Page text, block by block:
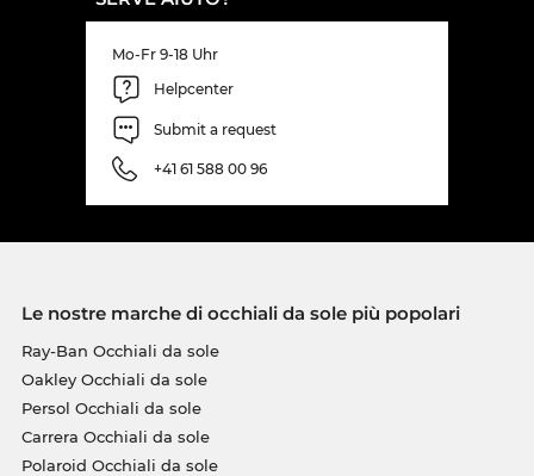
Mo-Fr 9-18 Uhr
Helpcenter
Submit a request
+41 61 588 00 96
Le nostre marche di occhiali da sole più popolari
Ray-Ban Occhiali da sole
Oakley Occhiali da sole
Persol Occhiali da sole
Carrera Occhiali da sole
Polaroid Occhiali da sole